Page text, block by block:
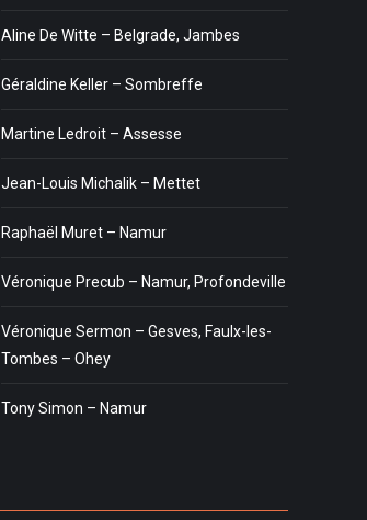
Aline De Witte – Belgrade, Jambes
Géraldine Keller – Sombreffe
Martine Ledroit – Assesse
Jean-Louis Michalik – Mettet
Raphaël Muret – Namur
Véronique Precub – Namur, Profondeville
Véronique Sermon – Gesves, Faulx-les-
Tombes – Ohey
Tony Simon – Namur